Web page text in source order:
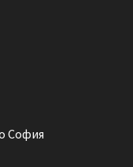
София